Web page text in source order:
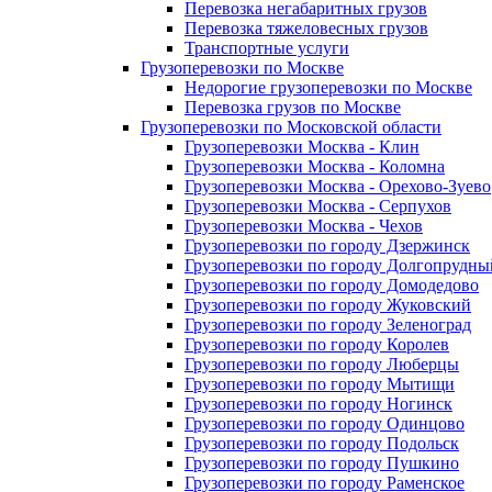
Перевозка негабаритных грузов
Перевозка тяжеловесных грузов
Транспортные услуги
Грузоперевозки по Москве
Недорогие грузоперевозки по Москве
Перевозка грузов по Москве
Грузоперевозки по Московской области
Грузоперевозки Москва - Клин
Грузоперевозки Москва - Коломна
Грузоперевозки Москва - Орехово-Зуево
Грузоперевозки Москва - Серпухов
Грузоперевозки Москва - Чехов
Грузоперевозки по городу Дзержинск
Грузоперевозки по городу
Грузоперевозки по городу Домодедово
Грузоперевозки по городу Жуковский
Грузоперевозки по городу Зеленоград
Грузоперевозки по городу Королев
Грузоперевозки по городу Люберцы
Грузоперевозки по городу Мытищи
Грузоперевозки по городу Ногинск
Грузоперевозки по городу Одинцово
Грузоперевозки по городу Подольск
Грузоперевозки по городу Пушкино
Грузоперевозки по городу Раменское